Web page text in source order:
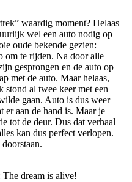
waardig moment? Helaas
wel een auto nodig op
oude bekende gezien:
te rijden. Na door alle
gesprongen en de auto op
met de auto. Maar helaas,
al twee keer met een
gaan. Auto is dus weer
er aan de hand is. Maar je
tot de deur. Dus dat verhaal
kan dus perfect verlopen.
dream is alive!